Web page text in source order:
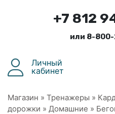
+7 812
или 8-
Личный
кабинет
Магазин » Тренажеры »
дорожки » Домашние »